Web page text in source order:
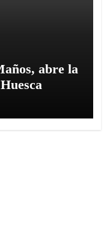
abre la